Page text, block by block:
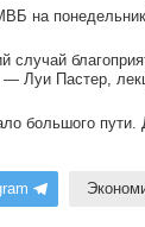
на
случай
— Луи Пастер,
большого пути.